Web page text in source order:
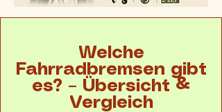
Welche
Fahrradbremsen gibt
es? – Übersicht &
Vergleich